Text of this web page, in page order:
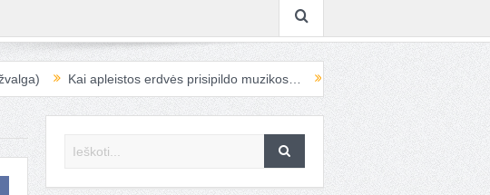
Kai apleistos erdvės prisipildo muzikos… Į „ConTempo“ atvykstanti cirko